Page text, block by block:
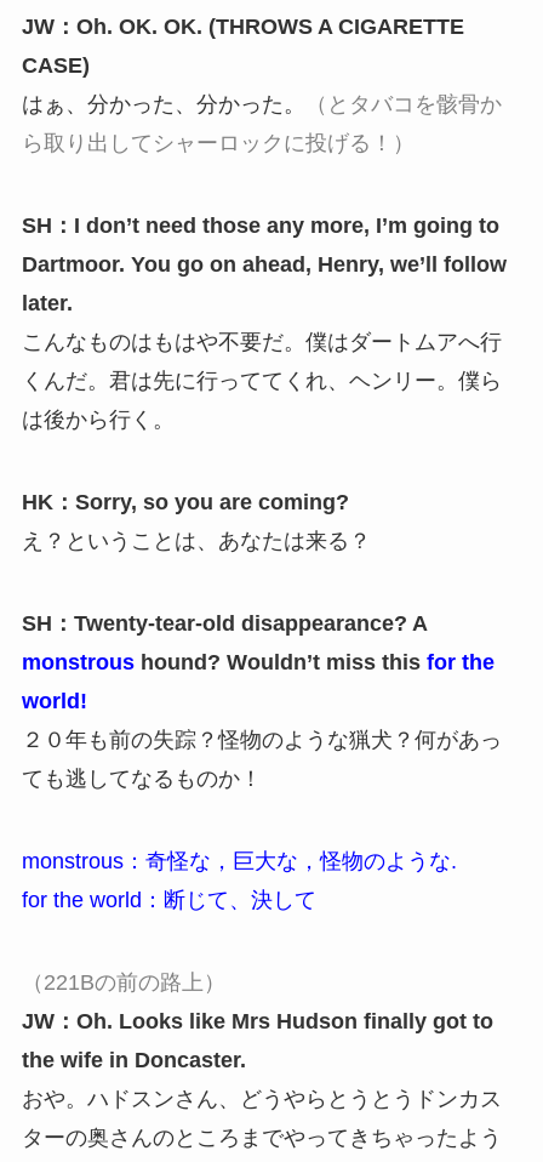
JW：Oh. OK. OK. (THROWS A CIGARETTE
CASE)
はぁ、分かった、分かった。
（とタバコを骸骨か
ら取り出してシャーロックに投げる！）
SH：I don’t need those any more, I’m going to
Dartmoor. You go on ahead, Henry, we’ll follow
later.
こんなものはもはや不要だ。僕はダートムアへ行
くんだ。君は先に行っててくれ、ヘンリー。僕ら
は後から行く。
HK：Sorry, so you are coming?
え？ということは、あなたは来る？
SH：Twenty-tear-old disappearance? A
monstroushound? Wouldn’t miss this for the
world!
２０年も前の失踪？怪物のような猟犬？何があっ
ても逃してなるものか！
monstrous：奇怪な，巨大な，怪物のような.
for the world：断じて、決して
（221Bの前の路上）
JW：Oh. Looks like Mrs Hudson finally got to
the wife in Doncaster.
おや。ハドスンさん、どうやらとうとうドンカス
ターの奥さんのところまでやってきちゃったよう